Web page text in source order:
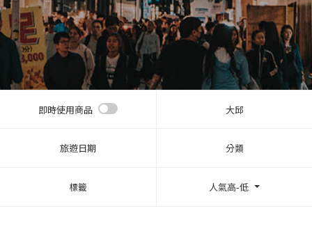
文 (台灣)
即時使用商品 大邱
旅遊日期 分類
標籤 人氣高-低